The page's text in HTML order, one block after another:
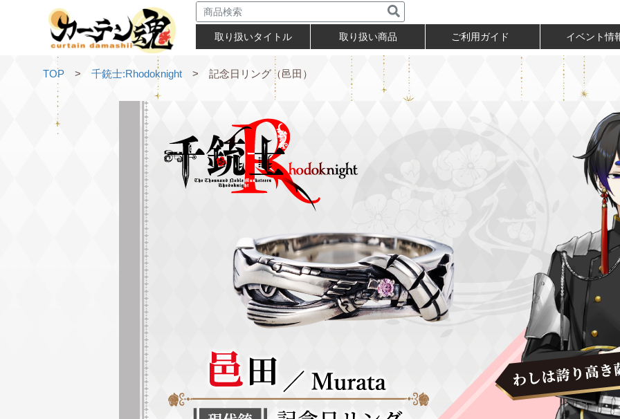
取り扱いタイトル 取り扱い商品 ご利用ガイド イベント情
TOP > 千銃士:Rhodoknight > 記念日リング（邑田）